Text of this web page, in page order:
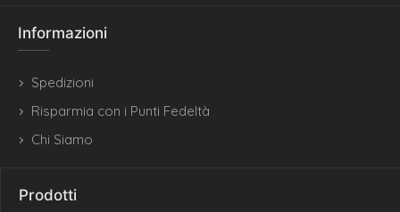
Informazioni
Spedizioni
Risparmia con i Punti Fedeltà
Chi Siamo
Prodotti